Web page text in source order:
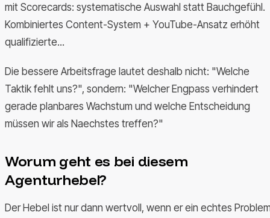
mit Scorecards: systematische Auswahl statt Bauchgefühl.
Kombiniertes Content-System + YouTube-Ansatz erhöht
qualifizierte...
Die bessere Arbeitsfrage lautet deshalb nicht: "Welche
Taktik fehlt uns?", sondern: "Welcher Engpass verhindert
gerade planbares Wachstum und welche Entscheidung
müssen wir als Naechstes treffen?"
Worum geht es bei diesem
Agenturhebel?
Der Hebel ist nur dann wertvoll, wenn er ein echtes